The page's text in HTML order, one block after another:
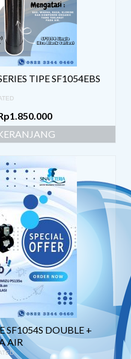
TIPE SF1054EBS
1.850.000
SF1054S DOUBLE +
AIR